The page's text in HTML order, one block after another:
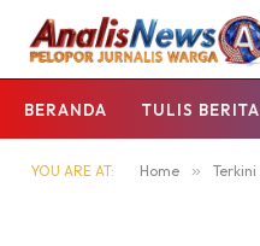
BERANDA TULIS BERITA
YOU ARE AT: Home » Terkini